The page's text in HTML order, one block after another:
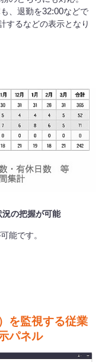
、退勤を32:00などで
するなどの表示となり
の把握が可能
能です。
）を監視する従業
パネル